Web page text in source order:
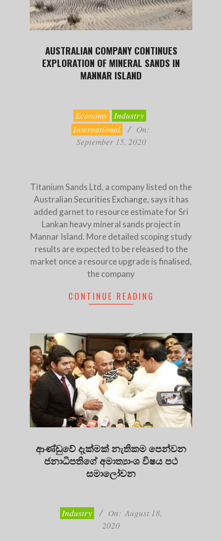
AUSTRALIAN COMPANY CONTINUES
EXPLORATION OF MINERAL SANDS IN
MANNAR ISLAND
Economy Industry
International
On:
September 15, 2020
Titanium Sands Ltd, a company listed on the
Australian Securities Exchange, says it has
added garnet to resource estimate for Sri
Lankan heavy mineral sands project in
Mannar Island. More detailed scoping study
results are expected to be released to the
market once a resource upgrade is finalised,
the company
CONTINUE READING
ආණ්ඩුවේ දැක්මක් නැතිකම පෙන්වන
ජනාධිපතිගේ අමාත්‍යාංශ විෂය පථ
සමාලෝචන
Industry On: August 18,
2020